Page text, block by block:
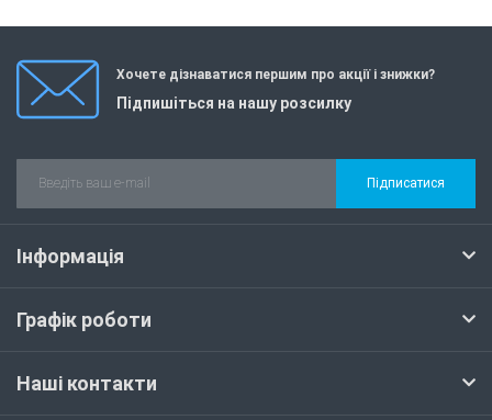
Хочете дізнаватися першим про акції і знижки?
Підпишіться на нашу розсилку
Підписатися
Інформація
Графік роботи
Наші контакти